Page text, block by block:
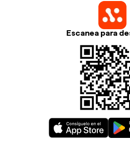
Escanea para